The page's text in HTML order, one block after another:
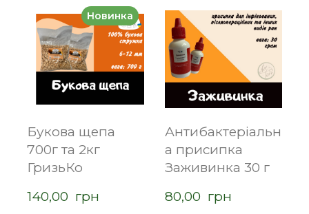
Новинка
Букова щепа
700г та 2кг
ГризьКо
140,00  грн
Антибактеріальн
а присипка
Заживинка 30 г
80,00  грн